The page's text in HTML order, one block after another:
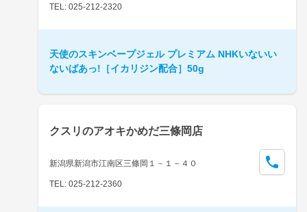
TEL: 025-212-2320
天使のスキンベープジェル プレミアム NHKいないい
ないばあっ!［イカリジン配合］50g
クスリのアオキかめだ三條岡店
新潟県新潟市江南区三條岡１－１－４０
TEL: 025-212-2360